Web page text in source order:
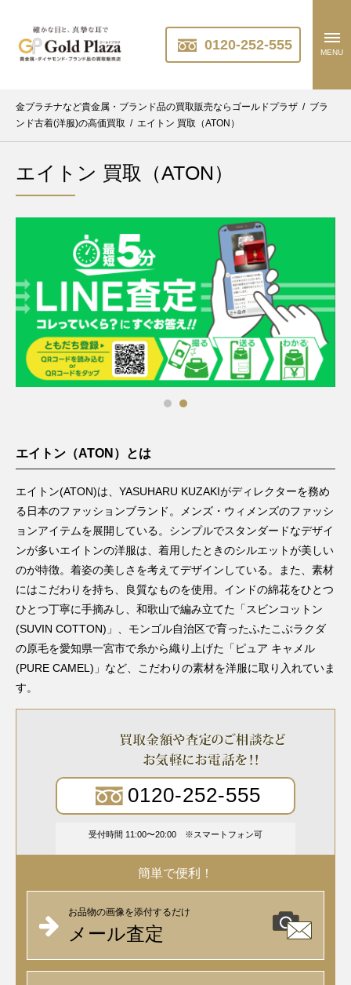
0120-252-555 MENU
金プラチナなど貴金属・ブランド品の買取販売ならゴールドプラザ / ブラ
ンド古着(洋服)の高価買取 / エイトン 買取（ATON）
エイトン 買取（ATON）
エイトン（ATON）とは
エイトン(ATON)は、YASUHARU KUZAKIがディレクターを務め
る日本のファッションブランド。メンズ・ウィメンズのファッシ
ョンアイテムを展開している。シンプルでスタンダードなデザイ
ンが多いエイトンの洋服は、着用したときのシルエットが美しい
のが特徴。着姿の美しさを考えてデザインしている。また、素材
にはこだわりを持ち、良質なものを使用。インドの綿花をひとつ
ひとつ丁寧に手摘みし、和歌山で編み立てた「スビンコットン
(SUVIN COTTON)」、モンゴル自治区で育ったふたこぶラクダ
の原毛を愛知県一宮市で糸から織り上げた「ピュア キャメル
(PURE CAMEL)」など、こだわりの素材を洋服に取り入れていま
す。
0120-252-555
受付時間 11:00〜20:00 スマートフォン可
簡単で便利！
お品物の画像を添付するだけ
メール査定